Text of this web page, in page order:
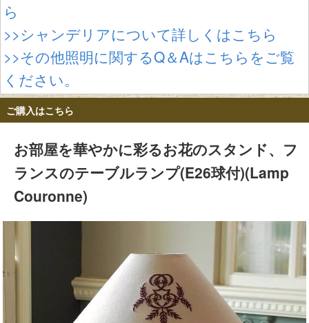
ら
>>シャンデリアについて詳しくはこちら
>>その他照明に関するQ＆Aはこちらをご覧
ください。
ご購入はこちら
お部屋を華やかに彩るお花のスタンド、フ
ランスのテーブルランプ(E26球付)(Lamp
Couronne)